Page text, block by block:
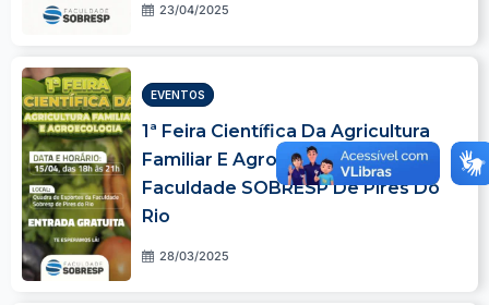
23/04/2025
EVENTOS
1ª Feira Científica Da Agricultura
Familiar E Agroecologia Da
Faculdade SOBRESP De Pires Do
Rio
28/03/2025